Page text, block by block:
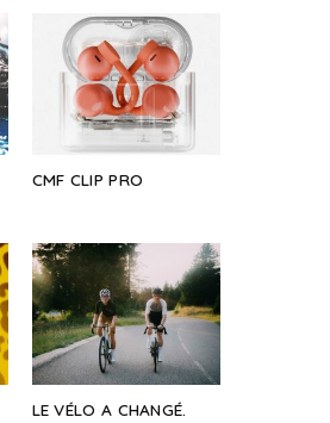
CMF CLIP PRO
LE VÉLO A CHANGÉ.